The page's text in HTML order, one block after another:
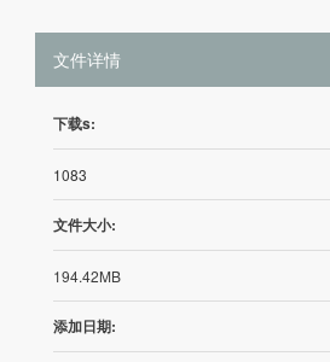
文件详情
下载s:
1083
文件大小:
194.42MB
添加日期: